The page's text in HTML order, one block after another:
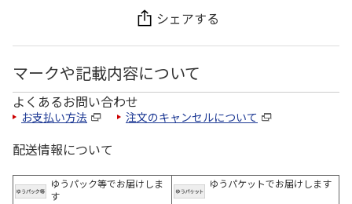
シェアする
マークや記載内容について
よくあるお問い合わせ
お支払い方法 注文のキャンセルについて
配送情報について
ゆうパック等でお届けしま
す
ゆうパケットでお届けします